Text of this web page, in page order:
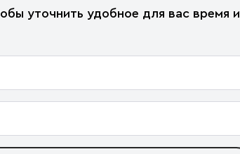
уточнить удобное для вас время и